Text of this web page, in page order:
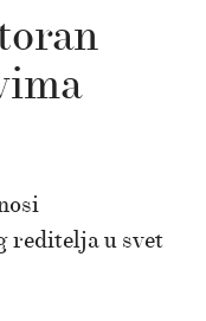
reditelja u svet